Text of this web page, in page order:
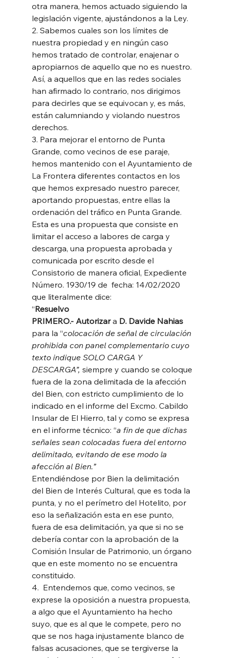
otra manera, hemos actuado siguiendo la
legislación vigente, ajustándonos a la Ley.
2. Sabemos cuales son los límites de
nuestra propiedad y en ningún caso
hemos tratado de controlar, enajenar o
apropiarnos de aquello que no es nuestro.
Así, a aquellos que en las redes sociales
han afirmado lo contrario, nos dirigimos
para decirles que se equivocan y, es más,
están calumniando y violando nuestros
derechos.
3. Para mejorar el entorno de Punta
Grande, como vecinos de ese paraje,
hemos mantenido con el Ayuntamiento de
La Frontera diferentes contactos en los
que hemos expresado nuestro parecer,
aportando propuestas, entre ellas la
ordenación del tráfico en Punta Grande.
Esta es una propuesta que consiste en
limitar el acceso a labores de carga y
descarga, una propuesta aprobada y
comunicada por escrito desde el
Consistorio de manera oficial, Expediente
Número. 1930/19 de  fecha: 14/02/2020
que literalmente dice:
“Resuelvo
PRIMERO.- Autorizar a D. Davide Nahias
para la “colocación de señal de circulación
prohibida con panel complementario cuyo
texto indique SOLO CARGA Y
DESCARGA”, siempre y cuando se coloque
fuera de la zona delimitada de la afección
del Bien, con estricto cumplimiento de lo
indicado en el informe del Excmo. Cabildo
Insular de El Hierro, tal y como se expresa
en el informe técnico: “a fin de que dichas
señales sean colocadas fuera del entorno
delimitado, evitando de ese modo la
afección al Bien.”
Entendiéndose por Bien la delimitación
del Bien de Interés Cultural, que es toda la
punta, y no el perímetro del Hotelito, por
eso la señalización esta en ese punto,
fuera de esa delimitación, ya que si no se
debería contar con la aprobación de la
Comisión Insular de Patrimonio, un órgano
que en este momento no se encuentra
constituido.
4.  Entendemos que, como vecinos, se
exprese la oposición a nuestra propuesta,
a algo que el Ayuntamiento ha hecho
suyo, que es al que le compete, pero no
que se nos haga injustamente blanco de
falsas acusaciones, que se tergiverse la